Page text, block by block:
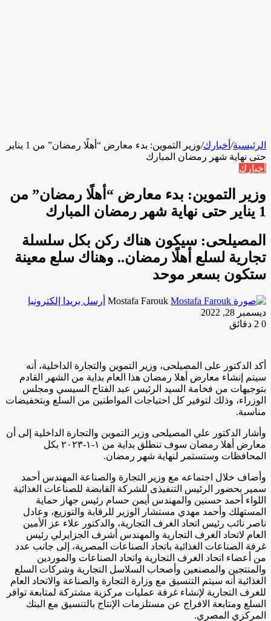
الرئيسية/ أخبارك/
وزير التموين: بدء معارض “أهلًا رمضان” من 1 يناير
حتى نهاية شهر رمضان المبارك
أخبارك
وزير التموين: بدء معارض “أهلًا رمضان” من
1 يناير حتى نهاية شهر رمضان المبارك
المصيلحى: سيكون هناك ركن بكل سلسلة
تجارية لسلع أهلًا رمضان.. وهناك سلع معينة
ستكون بسعر موحد
Mostafa Farouk أرسل بريدا إلكترونيا
ديسمبر 28, 2022
0
أكد الدكتور على المصيلحى، وزير التموين والتجارة الداخلية، أنه
سيتم إنشاء معارض أهلا رمضان هذا العام بداية من الشهر القادم
بتوجيهات من فخامة السيد الرئيس عبد الفتاح السيسي ومجلس
الوزراء، وذلك لتوفير كل احتياجات المواطنين من السلع وبتخفيضات
مناسبة.
وأشار الدكتور علي المصيلحى وزير التموين والتجارة الداخلية إلى أن
معارض أهلا رمضان سوف تنطلق بداية من ١-١-٢٠٢٣ بكل
المحافظات وستستمر لنهاية شهر رمضان.
وأضاف خلال اجتماعه مع وزير التجارة والصناعة المهندس أحمد
سمير بحضور الرئيس التنفيذى للشركة القابضة للصناعات الغذائية
اللواء أحمد حسنين والمهندس أيمن حسام رئيس جهاز حماية
المستهلك وأحمد مهدي مستشار الوزير للرقابة والتوزيع، وعادل
ناصر نائب رئيس اتحاد الغرف التجارية، والدكتور علاء عز الأمين
العام لاتحاد الغرف التجارية والمهندس أشرف الجزايرلي رئيس
غرفة الصناعات الغذائية باتحاد الصناعات المصرية، إلى جانب عدد
من أعضاء اتحاد الغرف التجارية واتحاد الصناعات والموردين
والمنتجين والمصنعين وأصحاب السلاسل التجارية وشركات السلع
الغذائية أنه سيتم التنسيق مع وزارة التجارة والصناعة والاتحاد العام
للغرف التجارية لإنشاء غرفة عمليات مركزية مشتركة لمتابعة توافر
السلع ومتابعة الافراج عن مستلزمات الإنتاج بالتنسيق مع البنك
المركزي المصري.